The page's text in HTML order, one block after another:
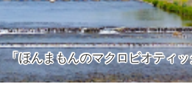
「ほんまもんのマクロビオティ